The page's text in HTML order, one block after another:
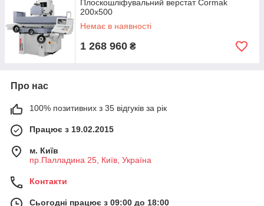
Плоскошліфувальний верстат Cormak
200x500
Немає в наявності
1 268 960 ₴
Про нас
100% позитивних з 35 відгуків за рік
Працює з 19.02.2015
м. Київ
пр.Палладина 25, Київ, Україна
Контакти
Сьогодні працює з 09:00 до 18:00